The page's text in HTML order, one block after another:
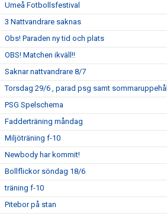
Umeå Fotbollsfestival
3 Nattvandrare saknas
Obs! Paraden ny tid och plats
OBS! Matchen ikväll!!
Saknar nattvandrare 8/7
Torsdag 29/6 , parad psg samt sommaruppehåll
PSG Spelschema
Fadderträning måndag
Miljöträning f-10
Newbody har kommit!
Bollflickor söndag 18/6
träning f-10
Pitebor på stan